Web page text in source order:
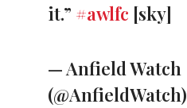
it.” #awlfc [sky]
— Anfield Watch
(@AnfieldWatch)